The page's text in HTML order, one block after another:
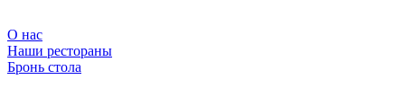
О нас
Наши рестораны
Бронь стола